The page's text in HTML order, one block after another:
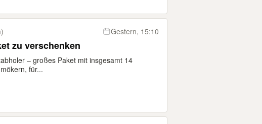
Gestern, 15:10
zu verschenken
– großes Paket mit insgesamt 14
für...